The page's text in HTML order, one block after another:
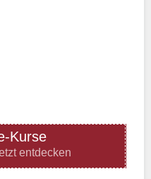
Kurse
entdecken